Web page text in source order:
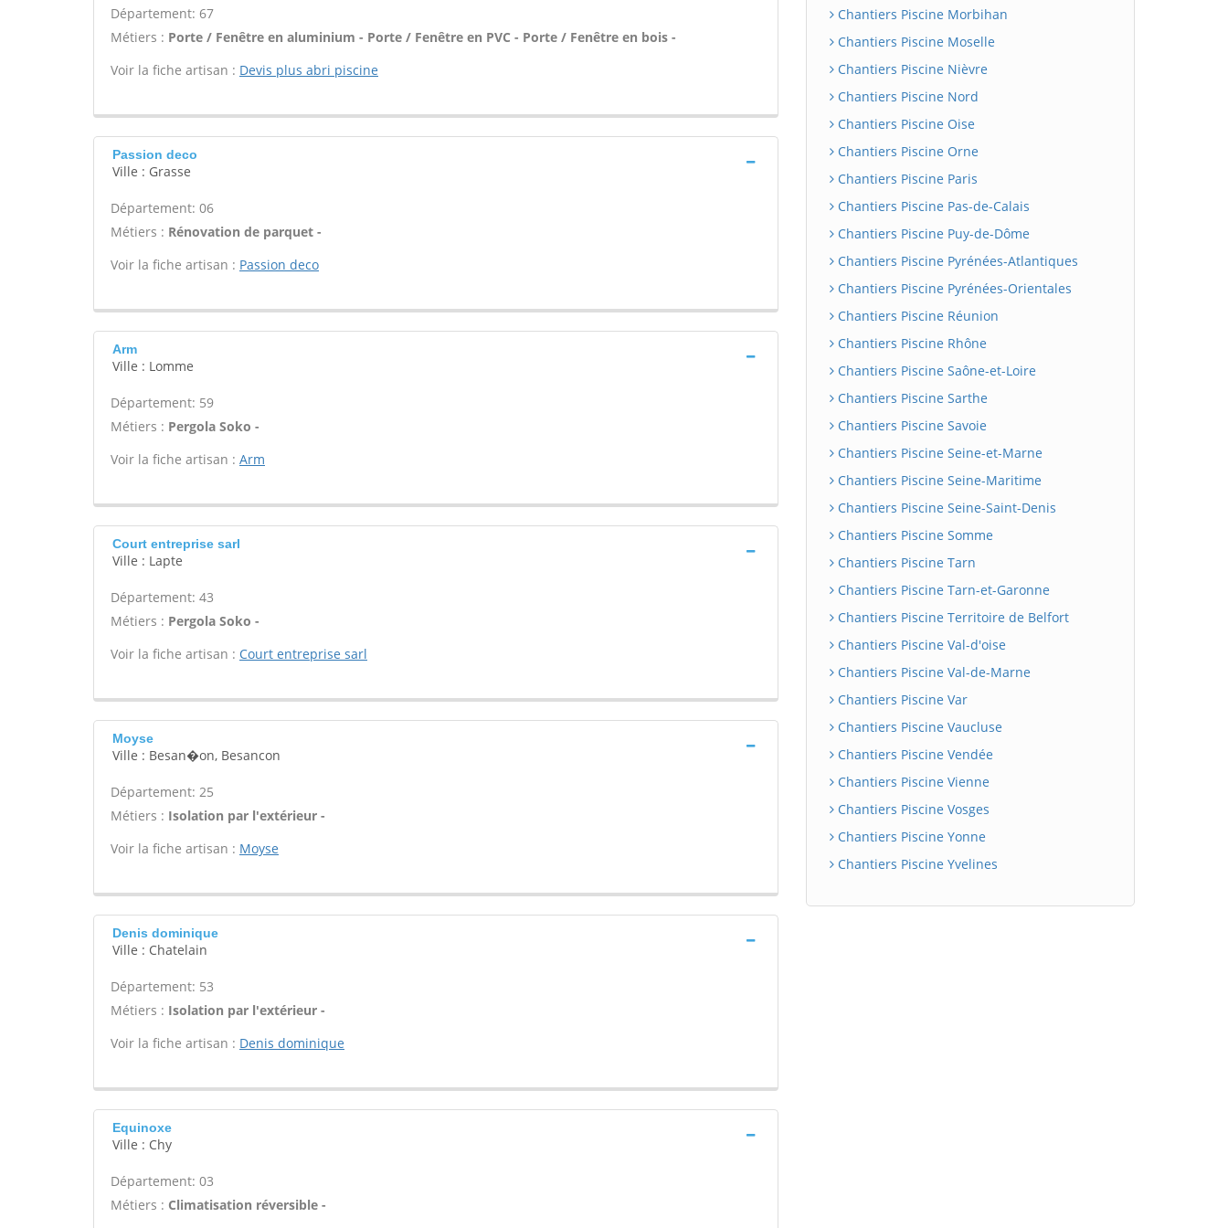
Département: 67
Métiers : Porte / Fenêtre en aluminium - Porte / Fenêtre en PVC - Porte / Fenêtre en bois -
Voir la fiche artisan : Devis plus abri piscine
Passion deco
Ville : Grasse
Département: 06
Métiers : Rénovation de parquet -
Voir la fiche artisan : Passion deco
Arm
Ville : Lomme
Département: 59
Métiers : Pergola Soko -
Voir la fiche artisan : Arm
Court entreprise sarl
Ville : Lapte
Département: 43
Métiers : Pergola Soko -
Voir la fiche artisan : Court entreprise sarl
Moyse
Ville : Besan�on, Besancon
Département: 25
Métiers : Isolation par l'extérieur -
Voir la fiche artisan : Moyse
Denis dominique
Ville : Chatelain
Département: 53
Métiers : Isolation par l'extérieur -
Voir la fiche artisan : Denis dominique
Equinoxe
Ville : Chy
Département: 03
Métiers : Climatisation réversible -
Chantiers Piscine Morbihan
Chantiers Piscine Moselle
Chantiers Piscine Nièvre
Chantiers Piscine Nord
Chantiers Piscine Oise
Chantiers Piscine Orne
Chantiers Piscine Paris
Chantiers Piscine Pas-de-Calais
Chantiers Piscine Puy-de-Dôme
Chantiers Piscine Pyrénées-Atlantiques
Chantiers Piscine Pyrénées-Orientales
Chantiers Piscine Réunion
Chantiers Piscine Rhône
Chantiers Piscine Saône-et-Loire
Chantiers Piscine Sarthe
Chantiers Piscine Savoie
Chantiers Piscine Seine-et-Marne
Chantiers Piscine Seine-Maritime
Chantiers Piscine Seine-Saint-Denis
Chantiers Piscine Somme
Chantiers Piscine Tarn
Chantiers Piscine Tarn-et-Garonne
Chantiers Piscine Territoire de Belfort
Chantiers Piscine Val-d'oise
Chantiers Piscine Val-de-Marne
Chantiers Piscine Var
Chantiers Piscine Vaucluse
Chantiers Piscine Vendée
Chantiers Piscine Vienne
Chantiers Piscine Vosges
Chantiers Piscine Yonne
Chantiers Piscine Yvelines